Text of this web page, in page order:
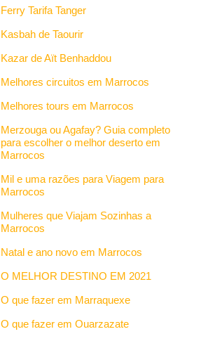
Ferry Tarifa Tanger
Kasbah de Taourir
Kazar de Aït Benhaddou
Melhores circuitos em Marrocos
Melhores tours em Marrocos
Merzouga ou Agafay? Guia completo
para escolher o melhor deserto em
Marrocos
Mil e uma razões para Viagem para
Marrocos
Mulheres que Viajam Sozinhas a
Marrocos
Natal e ano novo em Marrocos
O MELHOR DESTINO EM 2021
O que fazer em Marraquexe
O que fazer em Ouarzazate